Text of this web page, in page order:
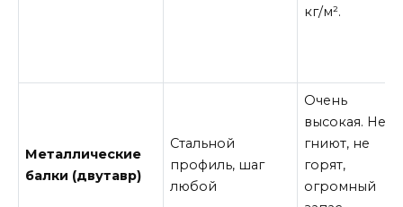
кг/м².
Металлические
балки (двутавр)
Стальной
профиль, шаг
любой
Очень
высокая. Не
гниют, не
горят,
огромный